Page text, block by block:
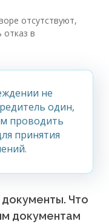
отсутствуют,
в
не
один,
проводить
принятия
Что
документам